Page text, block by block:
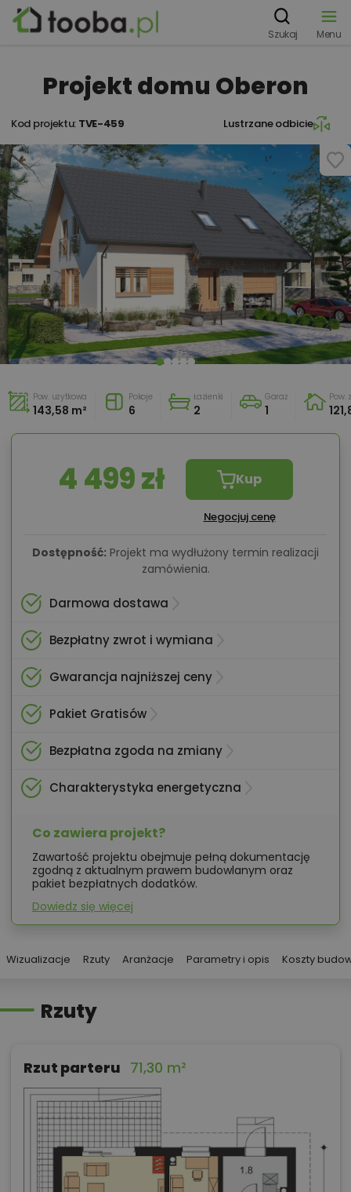
Szukaj Menu
Projekt domu Oberon
Kod projektu: TVE-459 Lustrzane odbicie
Pow. użytkowa
143,58 m²
Pokoje
6
Łazienki
2
Garaż
1
Pow.
4 499 zł Kup
Negocjuj cenę
Dostępność: Projekt ma wydłużony termin realizacji
zamówienia.
Darmowa dostawa
Bezpłatny zwrot i wymiana
Gwarancja najniższej ceny
Pakiet Gratisów
Bezpłatna zgoda na zmiany
Charakterystyka energetyczna
Co zawiera projekt?
Zawartość projektu obejmuje pełną dokumentację
zgodną z aktualnym prawem budowlanym oraz
pakiet bezpłatnych dodatków.
Dowiedz się więcej
Wizualizacje Rzuty Aranżacje Parametry i opis Koszty
Rzuty
Rzut parteru 71,30 m²